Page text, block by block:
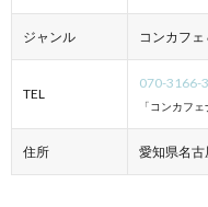
ジャンル コンカフェ
TEL
070-3166-
「コンカフ
住所 愛知県名